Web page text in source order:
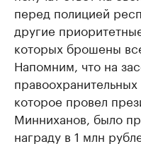
перед полицией
другие
которых брошены
Напомним, что на
правоохранительных
которое провел
Минниханов, было
награду в 1 млн